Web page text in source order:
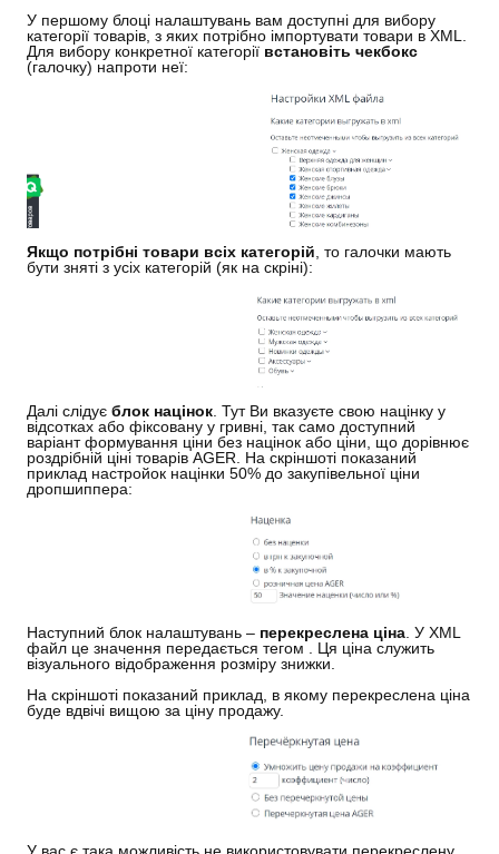
У першому блоці налаштувань вам доступні для вибору
категорії товарів, з яких потрібно імпортувати товари в XML.
Для вибору конкретної категорії встановіть чекбокс
(галочку) напроти неї:
Якщо потрібні товари всіх категорій, то галочки мають
бути зняті з усіх категорій (як на скріні):
Далі слідує блок націнок. Тут Ви вказуєте свою націнку у
відсотках або фіксовану у гривні, так само доступний
варіант формування ціни без націнок або ціни, що дорівнює
роздрібній ціні товарів AGER. На скріншоті показаний
приклад настройок націнки 50% до закупівельної ціни
дропшиппера:
Наступний блок налаштувань – перекреслена ціна. У XML
файл це значення передається тегом . Ця ціна служить
візуального відображення розміру знижки.
На скріншоті показаний приклад, в якому перекреслена ціна
буде вдвічі вищою за ціну продажу.